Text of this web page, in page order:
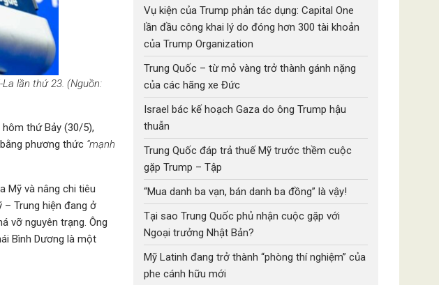
lần thứ 23. (Nguồn:
thứ Bảy (30/5),
phương thức “mạnh
Mỹ và nâng chi tiêu
– Trung hiện đang ở
vỡ nguyên trạng. Ông
Bình Dương là một
Vụ kiện của Trump phản tác dụng: Capital One
lần đầu công khai lý do đóng hơn 300 tài khoản
của Trump Organization
Trung Quốc – từ mỏ vàng trở thành gánh nặng
của các hãng xe Đức
Israel bác kế hoạch Gaza do ông Trump hậu
thuẫn
Trung Quốc đáp trả thuế Mỹ trước thềm cuộc
gặp Trump – Tập
“Mua danh ba vạn, bán danh ba đồng” là vậy!
Tại sao Trung Quốc phủ nhận cuộc gặp với
Ngoại trưởng Nhật Bản?
Mỹ Latinh đang trở thành “phòng thí nghiệm” của
phe cánh hữu mới